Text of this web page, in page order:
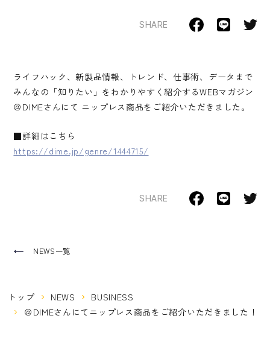
SHARE
ライフハック、新製品情報、トレンド、仕事術、データまで
みんなの「知りたい」をわかりやすく紹介するWEBマガジン
＠DIMEさんにて ニップレス商品をご紹介いただきました。
■詳細はこちら
https://dime.jp/genre/1444715/
SHARE
NEWS一覧
トップ NEWS
BUSINESS
＠DIMEさんにてニップレス商品をご紹介いただきました！